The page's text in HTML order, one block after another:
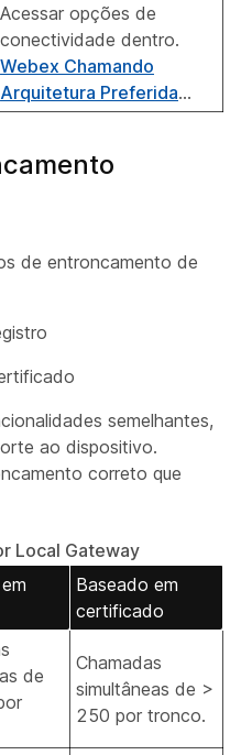
Acessar opções de
conectividade dentro.
Webex Chamando
Arquitetura Preferida...
de entroncamento de
semelhantes,
ao dispositivo.
correto que
Local Gateway
Baseado em
certificado
de
Chamadas
simultâneas de >
250 por tronco.